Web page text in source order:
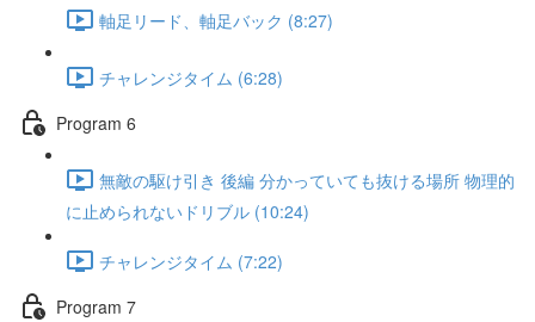
軸足リード、軸足バック (8:27)
チャレンジタイム (6:28)
Program 6
無敵の駆け引き 後編 分かっていても抜ける場所 物理的
に止められないドリブル (10:24)
チャレンジタイム (7:22)
Program 7